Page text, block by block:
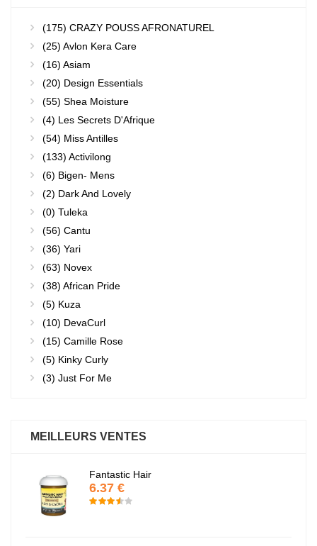
(175) CRAZY POUSS AFRONATUREL
(25) Avlon Kera Care
(16) Asiam
(20) Design Essentials
(55) Shea Moisture
(4) Les Secrets D'Afrique
(54) Miss Antilles
(133) Activilong
(6) Bigen- Mens
(2) Dark And Lovely
(0) Tuleka
(56) Cantu
(36) Yari
(63) Novex
(38) African Pride
(5) Kuza
(10) DevaCurl
(15) Camille Rose
(5) Kinky Curly
(3) Just For Me
MEILLEURS VENTES
Fantastic Hair
6.37 €